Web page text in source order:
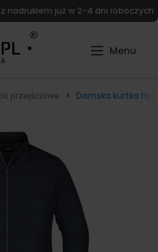
nadrukiem już w 2-4 dni roboczych
przejściowe Damska kurtka